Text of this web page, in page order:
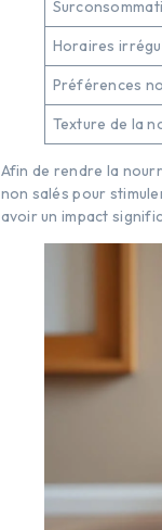
Horaires
Préférences
Texture de la
Afin de rendre la
non salés pour
avoir un impact